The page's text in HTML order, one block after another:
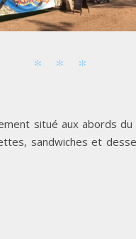
situé aux abords
sandwiches et